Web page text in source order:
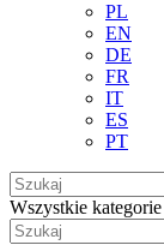
PL
EN
DE
FR
IT
ES
PT
Wszystkie kategorie